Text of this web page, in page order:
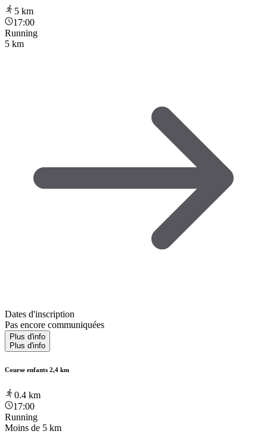
5 km
17:00
Running
5 km
Dates d'inscription
Pas encore communiquées
Plus d'info
Plus d'info
Course enfants 2,4 km
0.4 km
17:00
Running
Moins de 5 km